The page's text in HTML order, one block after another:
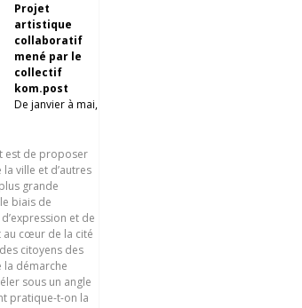
Projet
artistique
collaboratif
mené par le
collectif
kom.post
De janvier à mai,
est de proposer
la ville et d’autres
grande
biais de
et de
au cœur de la cité
citoyens des
démarche
sous un angle
pratique-t-on la